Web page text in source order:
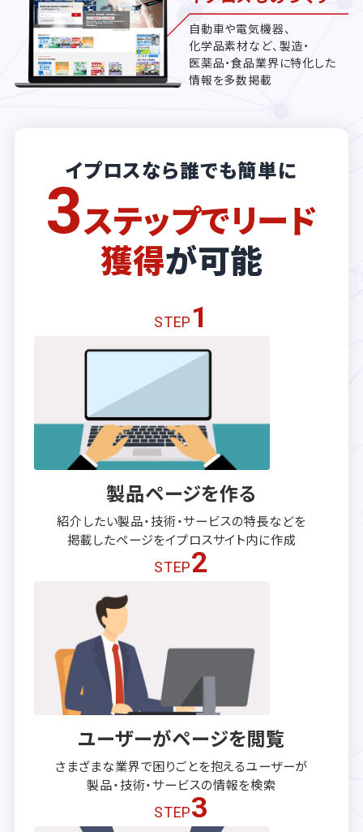
自動車や電気機器、
化学品素材など、製造・
医薬品・食品業界に特化した
情報を多数掲載
イプロスなら誰でも簡単に
3ステップでリード
獲得が可能
STEP 1
製品ページを作る
紹介したい製品・技術・サービスの特長などを
掲載したページをイプロスサイト内に作成
STEP2
ユーザーがページを閲覧
さまざまな業界で困りごとを抱えるユーザーが
製品・技術・サービスの情報を検索
STEP3